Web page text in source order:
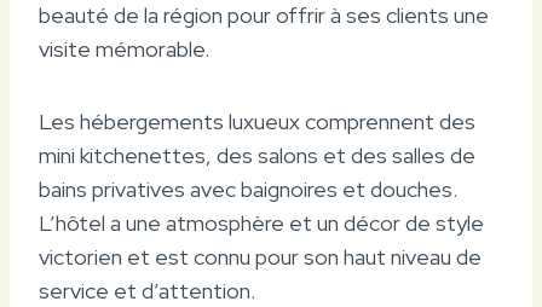
beauté de la région pour offrir à ses clients une
visite mémorable.
Les hébergements luxueux comprennent des
mini kitchenettes, des salons et des salles de
bains privatives avec baignoires et douches.
L’hôtel a une atmosphère et un décor de style
victorien et est connu pour son haut niveau de
service et d’attention.